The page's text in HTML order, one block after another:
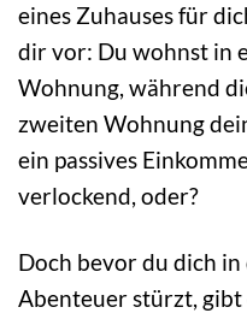
eines Zuhauses für
dir vor: Du wohnst in
Wohnung, während
zweiten Wohnung
ein passives
verlockend, oder?
Doch bevor du dich
Abenteuer stürzt, gibt